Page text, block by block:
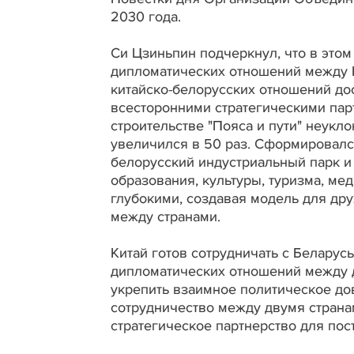
2030 года.
Си Цзиньпин подчеркнул, что в
дипломатических отношений между
китайско-белорусских отношений
всесторонними стратегическими
строительстве "Пояса и пути"
увеличился в 50 раз.
белорусский индустриальный парк
образования, культуры, туризма,
глубокими, создавая модель для
между странами.
Китай готов сотрудничать с
дипломатических отношений между
укрепить взаимное политическое
сотрудничество между двумя
стратегическое партнерство для